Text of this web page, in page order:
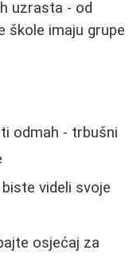
uzrasta - od
škole imaju grupe
odmah - trbušni
videli svoje
osjećaj za